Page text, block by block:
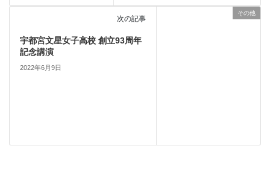
その他
次の記事
宇都宮文星女子高校 創立93周年
記念講演
2022年6月9日